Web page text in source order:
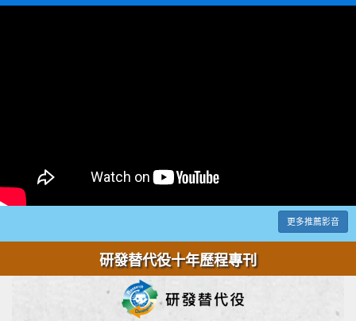
更多推薦影音
研發替代役十年歷程專刊